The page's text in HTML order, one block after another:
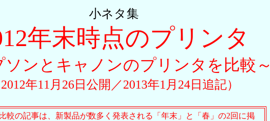
小ネタ集
年末時点のプリンタ
ソンとキャノンのプリンタを比較～
2012年11月26日公開／2013年1月24日追記）
較の記事は、新製品が数多く発表される「年末」と「春」の2回に掲